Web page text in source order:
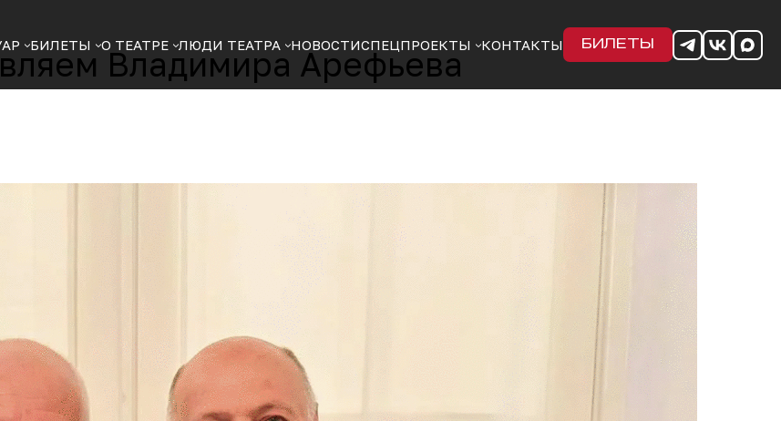
БИЛЕТЫ О ТЕАТРЕ ЛЮДИ ТЕАТРА НОВОСТИСПЕЦПРОЕКТЫ КОНТАКТЫ БИЛЕТЫ
Владимира Арефьева